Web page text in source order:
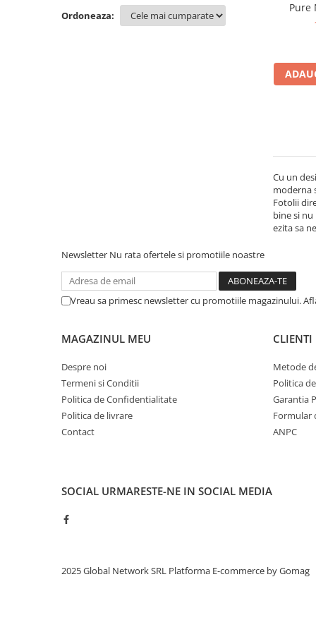
Mese gradinitaOrdoneaza:
Pure
Cu un
moderna
Fotolii
bine si
ezita sa
Newsletter Nu rata ofertele si promotiile noastre
Vreau sa primesc newsletter cu promotiile magazinului.
MAGAZINUL MEU
Despre noi
Termeni si Conditii
Politica de Confidentialitate
Politica de livrare
Contact
CLIENTI
Metode
Politica
Garantia
Formular
ANPC
SOCIAL URMARESTE-NE IN SOCIAL MEDIA
2025 Global Network SRL Platforma E-commerce by Gomag